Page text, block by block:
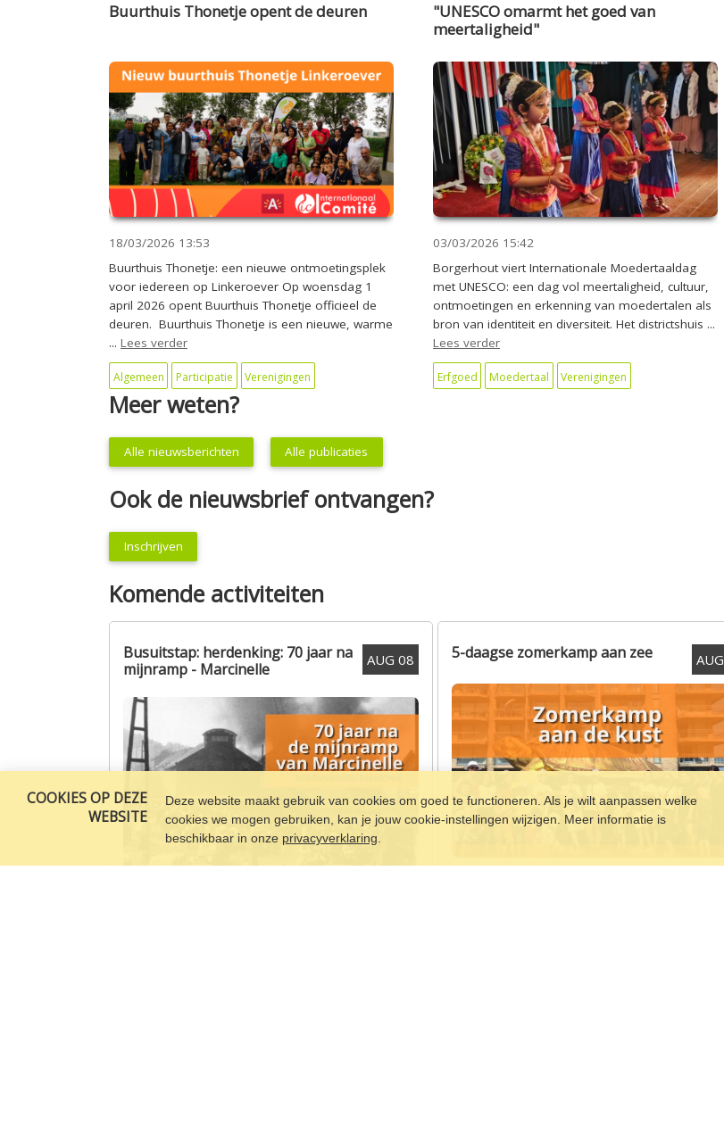
COOKIES OP DEZE
WEBSITE
Deze website maakt gebruik van cookies om goed te functioneren. Als je wilt aanpassen welke
cookies we mogen gebruiken, kan je jouw cookie-instellingen wijzigen. Meer informatie is
beschikbaar in onze privacyverklaring
Buurthuis Thonetje opent de deuren
18/03/2026 13:53
Buurthuis Thonetje: een nieuwe ontmoetingsplek
voor iedereen op Linkeroever Op woensdag 1
april 2026 opent Buurthuis Thonetje officieel de
deuren. Buurthuis Thonetje is een nieuwe, warme
... Lees verder
Algemeen Participatie Verenigingen
"UNESCO omarmt het goed van
meertaligheid"
03/03/2026 15:42
Borgerhout viert Internationale Moedertaaldag
met UNESCO: een dag vol meertaligheid, cultuur,
ontmoetingen en erkenning van moedertalen als
bron van identiteit en diversiteit. Het districtshuis ...
Lees verder
Erfgoed Moedertaal Verenigingen
Meer weten?
Alle nieuwsberichten Alle publicaties
Ook de nieuwsbrief ontvangen?
Inschrijven
Komende activiteiten
AUG 08
Busuitstap: herdenking: 70 jaar na
mijnramp - Marcinelle
AUG
5-daagse zomerkamp aan zee